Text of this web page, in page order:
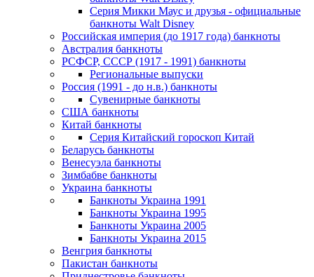
Серия Микки Маус и друзья - официальные
банкноты Walt Disney
Российская империя (до 1917 года) банкноты
Австралия банкноты
РСФСР, СССР (1917 - 1991) банкноты
Региональные выпуски
Россия (1991 - до н.в.) банкноты
Сувенирные банкноты
США банкноты
Китай банкноты
Серия Китайский гороскоп Китай
Беларусь банкноты
Венесуэла банкноты
Зимбабве банкноты
Украина банкноты
Банкноты Украина 1991
Банкноты Украина 1995
Банкноты Украина 2005
Банкноты Украина 2015
Венгрия банкноты
Пакистан банкноты